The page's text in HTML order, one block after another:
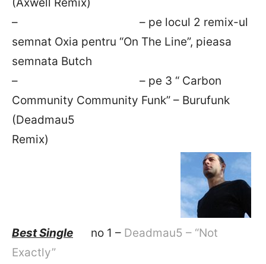
(Axwell Remix)
– – pe locul 2 remix-ul
semnat Oxia pentru “On The Line”, pieasa
semnata Butch
– – pe 3 “ Carbon
Community Community Funk” – Burufunk
(Deadmau5
Remix)
Best Single no 1 – Deadmau5 – “Not
Exactly”